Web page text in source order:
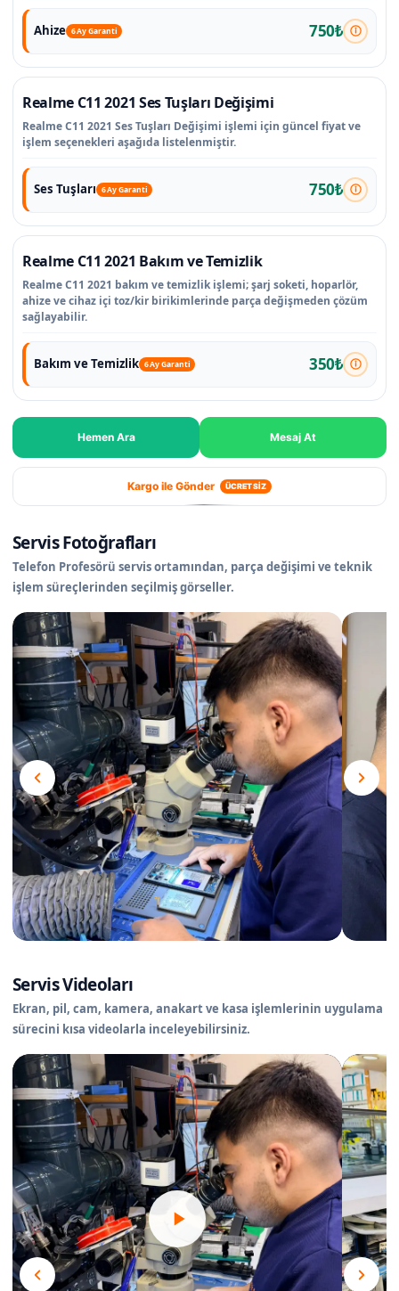
Ahize 6 Ay Garanti 750₺
Realme C11 2021 Ses Tuşları Değişimi
Realme C11 2021 Ses Tuşları Değişimi işlemi için güncel fiyat ve
işlem seçenekleri aşağıda listelenmiştir.
Ses Tuşları 6 Ay Garanti 750₺
Realme C11 2021 Bakım ve Temizlik
Realme C11 2021 bakım ve temizlik işlemi; şarj soketi, hoparlör,
ahize ve cihaz içi toz/kir birikimlerinde parça değişmeden çözüm
sağlayabilir.
Bakım ve Temizlik 6 Ay Garanti 350₺
Hemen Ara Mesaj At
Kargo ile Gönder ÜCRETSİZ
Servis Fotoğrafları
Telefon Profesörü servis ortamından, parça değişimi ve teknik
işlem süreçlerinden seçilmiş görseller.
Servis Videoları
Ekran, pil, cam, kamera, anakart ve kasa işlemlerinin uygulama
sürecini kısa videolarla inceleyebilirsiniz.